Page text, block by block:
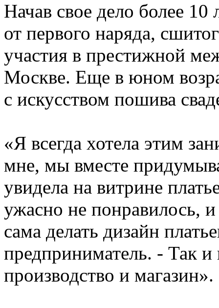
Начав свое дело более
от первого наряда,
участия в престижной
Москве. Еще в юном
с искусством пошива
«Я всегда хотела этим
мне, мы вместе
увидела на витрине
ужасно не понравилось,
сама делать дизайн
предприниматель. - Так и
производство и магазин».